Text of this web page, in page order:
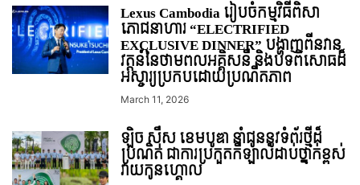
Lexus Cambodia រៀបចំកម្មវិធីពិសា
ភោជនាហារ “ELECTRIFIED
EXCLUSIVE DINNER” បង្ហាញពីនវានុ
វត្តន៍នៃថាមពលអគ្គិសនី និងបទពិសោធដ៏
អស្ចារ្យប្រកបដោយប្រណីតភាព
March 11, 2026
ឡិច ស៊ឺស ខេមបូឌា នាំជូននូវទំព័រថ្មីដ៏
ប្រណិត ជាការប្រកួតកីឡាលំដាប់ថ្នាក់ខ្ពស់
វាយកូនហ្គោល